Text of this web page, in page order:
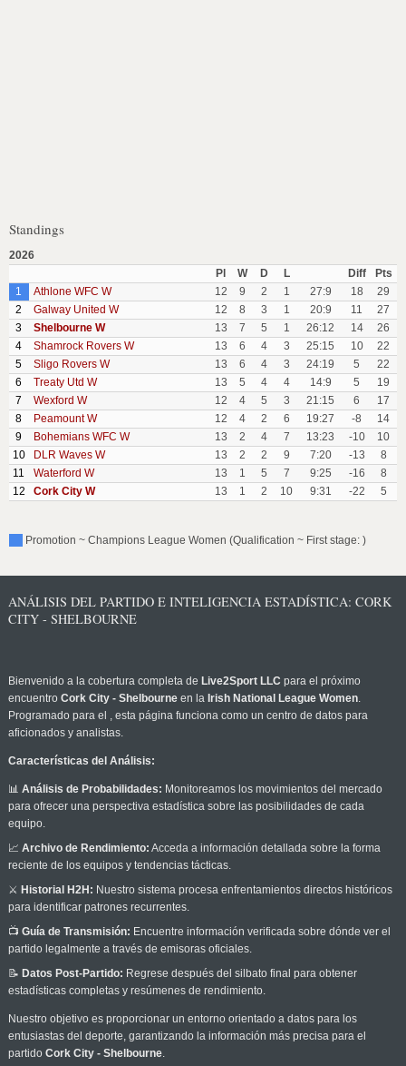
Standings
2026
Pl
W D L Diff
Pts
1
Athlone WFC W 12 9 2 1 27:9 18
29
2
Galway United W 12 8 3 1 20:9 11
27
3
Shelbourne W 13 7 5 1 26:12 14
26
4
Shamrock Rovers W 13 6 4 3 25:15 10
22
5
Sligo Rovers W 13 6 4 3 24:19 5
22
6
Treaty Utd W 13 5 4 4 14:9 5
19
7
Wexford W 12 4 5 3 21:15 6
17
8
Peamount W 12 4 2 6 19:27 -8
14
9
Bohemians WFC W 13 2 4 7 13:23 -10
10
10
DLR Waves W 13 2 2 9 7:20 -13
8
11
Waterford W 13 1 5 7 9:25 -16
8
12
Cork City W 13 1 2 10 9:31 -22 5
Promotion ~ Champions League Women (Qualification ~ First stage: )
ANÁLISIS DEL PARTIDO E INTELIGENCIA ESTADÍSTICA: CORK
CITY - SHELBOURNE
Bienvenido a la cobertura completa de Live2Sport LLC para el próximo
encuentro Cork City - Shelbourneen la Irish National League Women.
Programado para el , esta página funciona como un centro de datos para
aficionados y analistas.
Características del Análisis:
📊 Análisis de Probabilidades: Monitoreamos los movimientos del mercado
para ofrecer una perspectiva estadística sobre las posibilidades de cada
equipo.
📈 Archivo de Rendimiento: Acceda a información detallada sobre la forma
reciente de los equipos y tendencias tácticas.
⚔️ Historial H2H: Nuestro sistema procesa enfrentamientos directos históricos
para identificar patrones recurrentes.
📺 Guía de Transmisión: Encuentre información verificada sobre dónde ver el
partido legalmente a través de emisoras oficiales.
📝 Datos Post-Partido: Regrese después del silbato final para obtener
estadísticas completas y resúmenes de rendimiento.
Nuestro objetivo es proporcionar un entorno orientado a datos para los
entusiastas del deporte, garantizando la información más precisa para el
partido Cork City - Shelbourne.